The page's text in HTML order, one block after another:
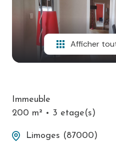
PARRAINAGE
CONTACT
Afficher
Immeuble
200 m²
3 etage(s)
Limoges (87000)